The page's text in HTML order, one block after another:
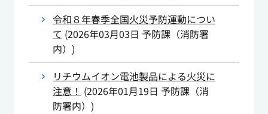
令和８年春季全国火災予防運動につい
て (2026年03月03日 予防課（消防署
内） )
リチウムイオン電池製品による火災に
注意！ (2026年01月19日 予防課（消
防署内） )